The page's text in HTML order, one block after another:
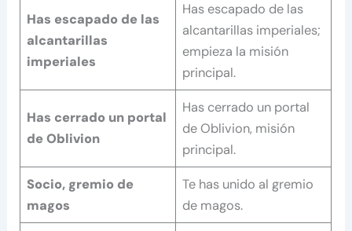
Has escapado de las
alcantarillas
imperiales
Has escapado de las
alcantarillas imperiales;
empieza la misión
principal.
Has cerrado un portal
de Oblivion
Has cerrado un portal
de Oblivion, misión
principal.
Socio, gremio de
magos
Te has unido al gremio
de magos.